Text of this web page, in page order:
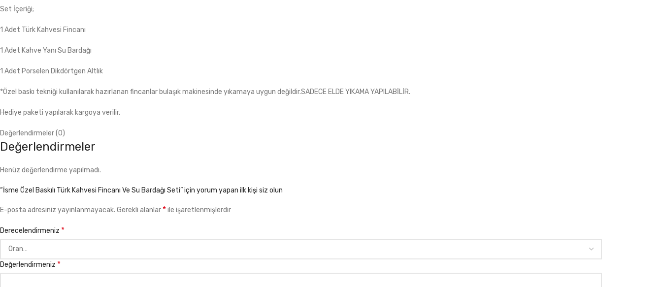
Set İçeriği;
1 Adet Türk Kahvesi Fincanı
1 Adet Kahve Yanı Su Bardağı
1 Adet Porselen Dikdörtgen Altlık
*Özel baskı tekniği kullanılarak hazırlanan fincanlar bulaşık makinesinde yıkamaya uygun değildir.SADECE ELDE YIKAMA YAPILABİLİR.
Hediye paketi yapılarak kargoya verilir.
Değerlendirmeler (0)
Değerlendirmeler
Henüz değerlendirme yapılmadı.
“İsme Özel Baskılı Türk Kahvesi Fincanı Ve Su Bardağı Seti” için yorum yapan ilk kişi siz olun
E-posta adresiniz yayınlanmayacak. Gerekli alanlar *ile işaretlenmişlerdir
Derecelendirmeniz *
Değerlendirmeniz *